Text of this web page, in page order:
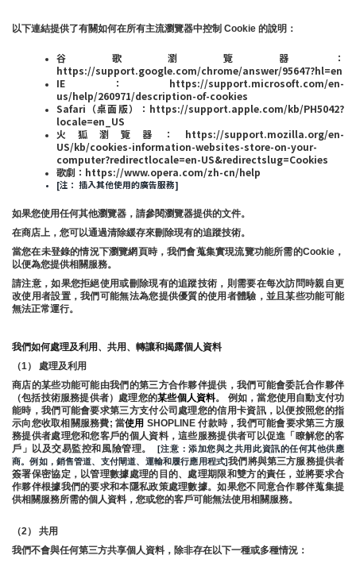
以下連結提供了有關如何在所有主流瀏覽器中控制 Cookie 的說明：
谷歌瀏覽器：
https://support.google.com/chrome/answer/95647?hl=en
IE：https://support.microsoft.com/en-
us/help/260971/description-of-cookies
Safari（桌面版）：https://support.apple.com/kb/PH5042?
locale=en_US
火狐瀏覽器：https://support.mozilla.org/en-
US/kb/cookies-information-websites-store-on-your-
computer?redirectlocale=en-US&redirectslug=Cookies
歌劇：https://www.opera.com/zh-cn/help
[注： 插入其他使用的廣告服務]
如果您使用任何其他瀏覽器，請參閱瀏覽器提供的文件。
在商店上，您可以通過清除緩存來刪除現有的追蹤技術。
當您在未登錄的情況下瀏覽網頁時，我們會蒐集實現流覽功能所需的Cookie，
以便為您提供相關服務。
請注意，如果您拒絕使用或刪除現有的追蹤技術，則需要在每次訪問時親自更
改使用者設置，我們可能無法為您提供優質的使用者體驗，並且某些功能可能
無法正常運行。
我們如何處理及利用、共用、轉讓和揭露個人資料
（1） 處理及利用
商店的某些功能可能由我們的第三方合作夥伴提供，我們可能會委託合作夥伴
（包括技術服務提供者）處理您的某些個人資料。 例如，當您使用自動支付功
能時，我們可能會要求第三方支付公司處理您的信用卡資訊，以便按照您的指
示向您收取相關服務費; 當使用 SHOPLINE 付款時，我們可能會要求第三方服
務提供者處理您和您客戶的個人資料，這些服務提供者可以促進「瞭解您的客
戶」以及交易監控和風險管理。
[注意：添加您與之共用此資訊的任何其他供應
商。例如，銷售管道、支付閘道、運輸和履行應用程式]我們將與第三方服務提供者
簽署保密協定，以管理數據處理的目的、處理期限和雙方的責任，並將要求合
作夥伴根據我們的要求和本隱私政策處理數據。如果您不同意合作夥伴蒐集提
供相關服務所需的個人資料，您或您的客戶可能無法使用相關服務。
（2） 共用
我們不會與任何第三方共享個人資料，除非存在以下一種或多種情況：